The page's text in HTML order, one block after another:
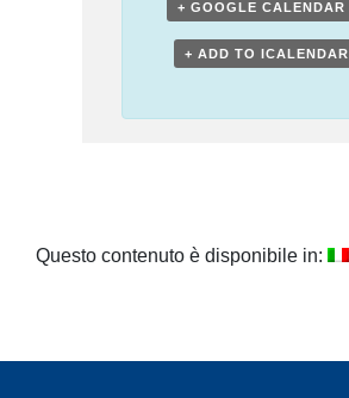
+ GOOGLE CALENDAR
+ ADD TO ICALENDAR
Questo contenuto è disponibile in: